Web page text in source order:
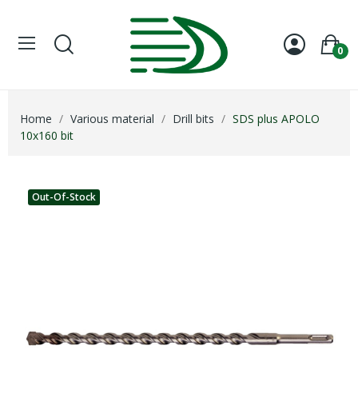
0
Home Various material Drill bits
SDS plus APOLO
10x160 bit
Out-Of-Stock